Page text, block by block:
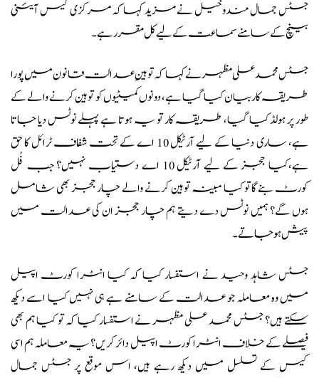
جسٹس جمال مندوخیل نے مزید کہا کہ مرکزی کیس آئینی
بینچ کے سامنے سماعت کےلیے کل مقرر ہے۔
جسٹس محمد علی مظہر نے کہا کہ توہینِ عدالت قانون میں پورا
طریقہ کاربیان کیا گیا ہے، دونوں کمیٹیوں کو توہین کرنے والے کے
طور پر ہولڈ کیا گیا، طریقہ کار تو یہ ہوتا ہے پہلے نوٹس دیا جاتا
ہے، ساری دنیا کے لیے آرٹیکل 10 اے کے تحت شفاف ٹرائل کا حق
ہے،کیا ججز کے لیے آرٹیکل 10 اے دستیاب نہیں؟ جب فُل
کورٹ بنے گاتو کیا مبینہ توہین کرنے والے چار ججز بھی شامل
ہوں گے؟ ہمیں نوٹس دے دیتے ہم چار ججز ان کی عدالت میں
پیش ہو جاتے۔
جسٹس شاہد وحید نے استفسار کیا کہ کیا انٹرا کورٹ اپیل
میں وہ معاملہ جو عدالت کے سامنے ہے ہی نہیں کیا اسے دیکھ
سکتے ہیں؟ جسٹس محمد علی مظہر نے استفسار کیا کہ تو کیا ہم بھی
فیصلے کے خلاف انٹرا کورٹ اپیل دائر کریں؟ یہ معاملہ ہم اسی
کیس کے تسلسل میں دیکھ رہے ہیں، اس موقع پر جسٹس جمال